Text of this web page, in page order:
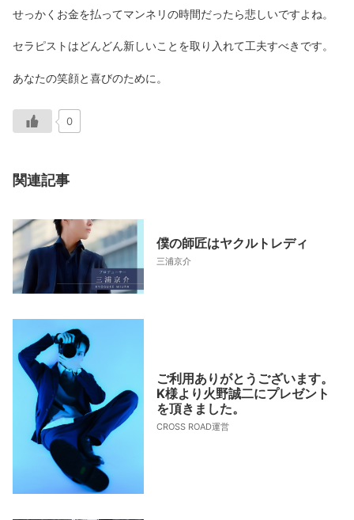
せっかくお金を払ってマンネリの時間だったら悲しいですよね。
セラピストはどんどん新しいことを取り入れて工夫すべきです。
あなたの笑顔と喜びのために。
0
関連記事
僕の師匠はヤクルトレディ
三浦京介
ご利用ありがとうございます。
K様より火野誠二にプレゼント
を頂きました。
CROSS ROAD運営